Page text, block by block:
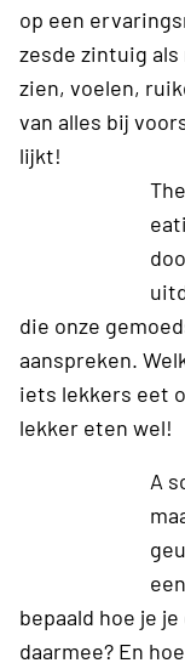
op een
zesde zintuig als
zien, voelen,
van alles bij
lijkt!
die onze
aanspreken.
iets lekkers eet
lekker eten wel!
A
bepaald hoe je
daarmee? En